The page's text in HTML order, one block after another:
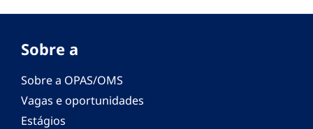
Sobre a
Sobre a OPAS/OMS
Vagas e oportunidades
Estágios